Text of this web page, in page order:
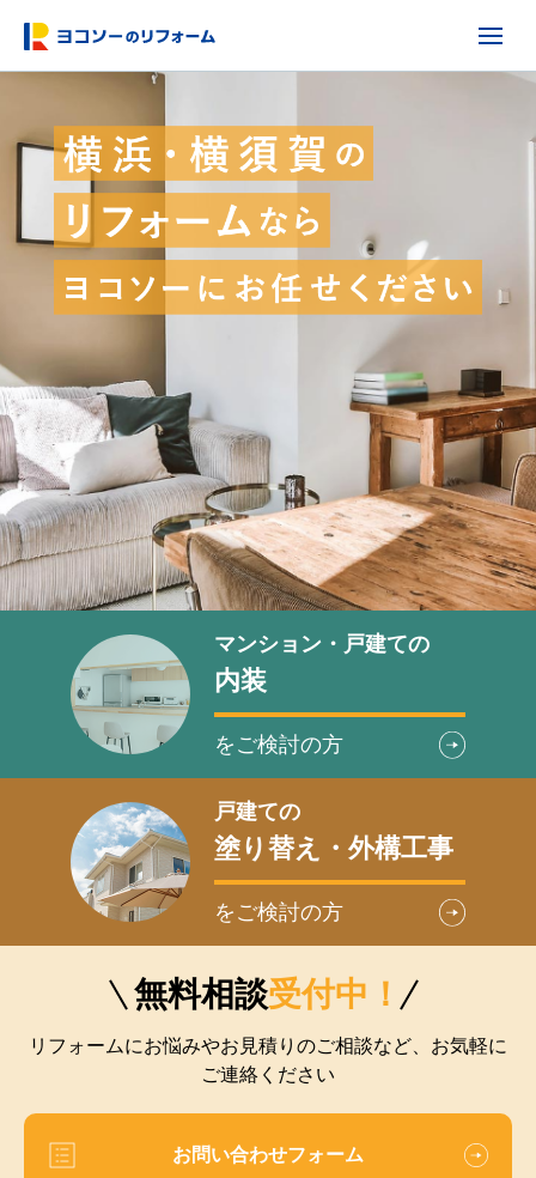
マンション・戸建ての
内装
をご検討の方
戸建ての
塗り替え・外構工事
をご検討の方
無料相談受付中！
リフォームにお悩みやお見積りのご相談など、お気軽に
ご連絡ください
お問い合わせフォーム